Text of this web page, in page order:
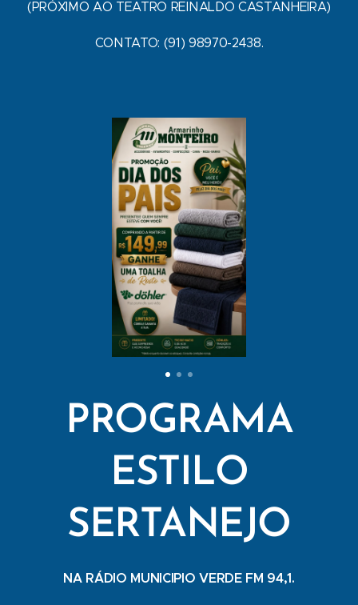
(PRÓXIMO AO TEATRO REINALDO CASTANHEIRA)
CONTATO: (91) 98970-2438.
PROGRAMA
ESTILO
SERTANEJO
NA RÁDIO MUNICIPIO VERDE FM 94,1.